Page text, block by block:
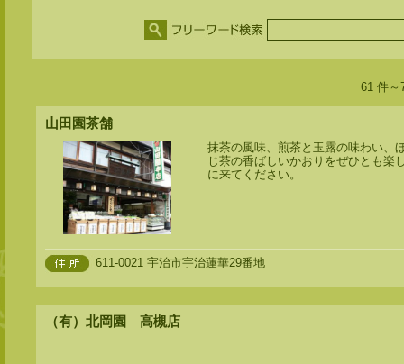
61 件～
山田園茶舗
抹茶の風味、煎茶と玉露の味わい、
じ茶の香ばしいかおりをぜひとも楽
に来てください。
611-0021 宇治市宇治蓮華29番地
（有）北岡園 高槻店